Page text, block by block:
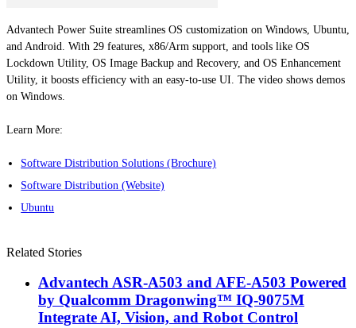
Advantech Power Suite streamlines OS customization on Windows, Ubuntu,
and Android. With 29 features, x86/Arm support, and tools like OS
Lockdown Utility, OS Image Backup and Recovery, and OS Enhancement
Utility, it boosts efficiency with an easy-to-use UI. The video shows demos
on Windows.
Learn More:
Software Distribution Solutions (Brochure)
Software Distribution (Website)
Ubuntu
Related Stories
Advantech ASR-A503 and AFE-A503 Powered
by Qualcomm Dragonwing™ IQ-9075M
Integrate AI, Vision, and Robot Control